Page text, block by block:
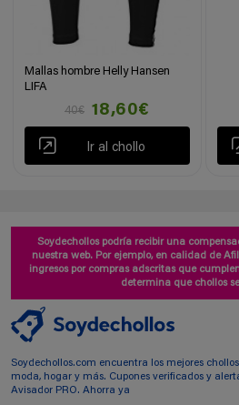
Mallas hombre Helly Hansen
LIFA
40€
18,60€
Ir al chollo
Soydechollos podría recibir una
nuestra web. Por ejemplo, en calidad de
ingresos por compras adscritas que
determina que chollos
Soydechollos.com encuentra los mejores
moda, hogar y más. Cupones verificados y
Avisador PRO. Ahorra ya